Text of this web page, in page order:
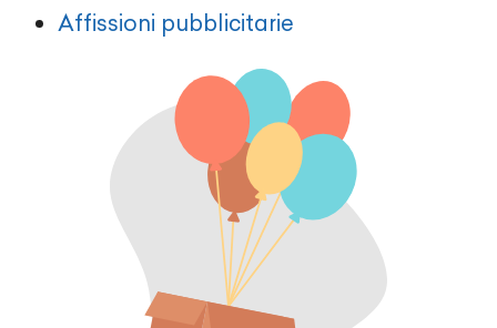
Affissioni pubblicitarie